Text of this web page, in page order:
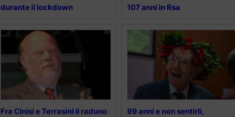
durante il lockdown
107 anni in Rsa
Fra Cinisi e Terrasini il raduno
99 anni e non sentirli,